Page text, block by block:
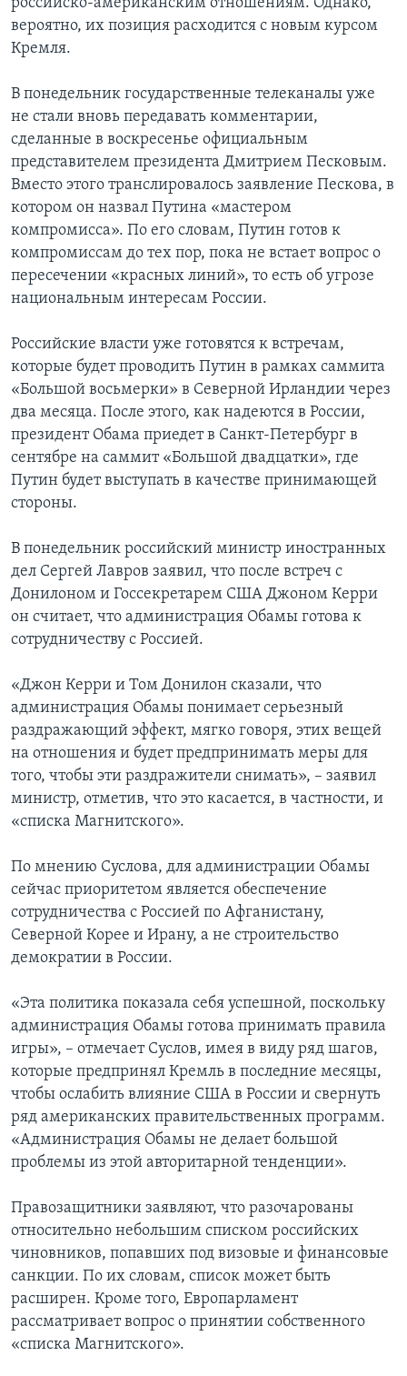
российско-американским отношениям. Однако,
вероятно, их позиция расходится с новым курсом
Кремля.
В понедельник государственные телеканалы уже
не стали вновь передавать комментарии,
сделанные в воскресенье официальным
представителем президента Дмитрием Песковым.
Вместо этого транслировалось заявление Пескова, в
котором он назвал Путина «мастером
компромисса». По его словам, Путин готов к
компромиссам до тех пор, пока не встает вопрос о
пересечении «красных линий», то есть об угрозе
национальным интересам России.
Российские власти уже готовятся к встречам,
которые будет проводить Путин в рамках саммита
«Большой восьмерки» в Северной Ирландии через
два месяца. После этого, как надеются в России,
президент Обама приедет в Санкт-Петербург в
сентябре на саммит «Большой двадцатки», где
Путин будет выступать в качестве принимающей
стороны.
В понедельник российский министр иностранных
дел Сергей Лавров заявил, что после встреч с
Донилоном и Госсекретарем США Джоном Керри
он считает, что администрация Обамы готова к
сотрудничеству с Россией.
«Джон Керри и Том Донилон сказали, что
администрация Обамы понимает серьезный
раздражающий эффект, мягко говоря, этих вещей
на отношения и будет предпринимать меры для
того, чтобы эти раздражители снимать», – заявил
министр, отметив, что это касается, в частности, и
«списка Магнитского».
По мнению Суслова, для администрации Обамы
сейчас приоритетом является обеспечение
сотрудничества с Россией по Афганистану,
Северной Корее и Ирану, а не строительство
демократии в России.
«Эта политика показала себя успешной, поскольку
администрация Обамы готова принимать правила
игры», – отмечает Суслов, имея в виду ряд шагов,
которые предпринял Кремль в последние месяцы,
чтобы ослабить влияние США в России и свернуть
ряд американских правительственных программ.
«Администрация Обамы не делает большой
проблемы из этой авторитарной тенденции».
Правозащитники заявляют, что разочарованы
относительно небольшим списком российских
чиновников, попавших под визовые и финансовые
санкции. По их словам, список может быть
расширен. Кроме того, Европарламент
рассматривает вопрос о принятии собственного
«списка Магнитского».